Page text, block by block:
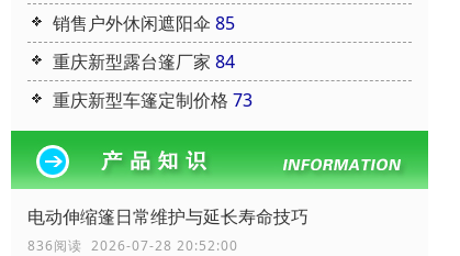
销售户外休闲遮阳伞 85
重庆新型露台篷厂家 84
重庆新型车篷定制价格 73
电动伸缩篷日常维护与延长寿命技巧
836阅读 2026-07-28 20:52:00